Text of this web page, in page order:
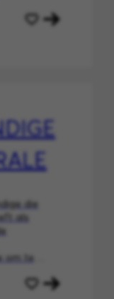
die
als
om te